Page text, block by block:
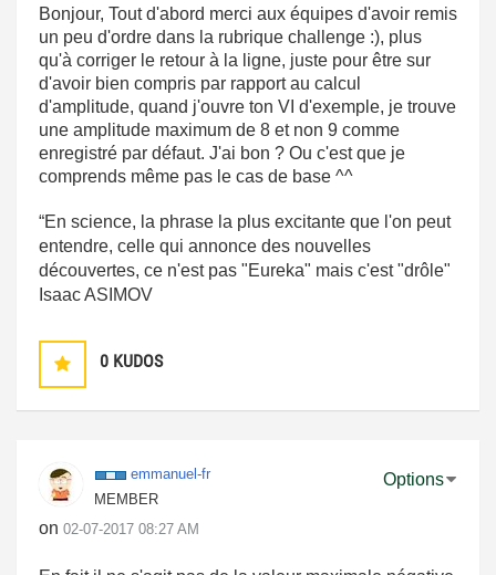
Bonjour, Tout d'abord merci aux équipes d'avoir remis
un peu d'ordre dans la rubrique challenge :), plus
qu'à corriger le retour à la ligne, juste pour être sur
d'avoir bien compris par rapport au calcul
d'amplitude, quand j'ouvre ton VI d'exemple, je trouve
une amplitude maximum de 8 et non 9 comme
enregistré par défaut. J'ai bon ? Ou c'est que je
comprends même pas le cas de base ^^
“En science, la phrase la plus excitante que l'on peut
entendre, celle qui annonce des nouvelles
découvertes, ce n'est pas "Eureka" mais c'est "drôle"
Isaac ASIMOV
0 KUDOS
emmanuel-fr
MEMBER
on ‎02-07-2017 08:27 AM
Options